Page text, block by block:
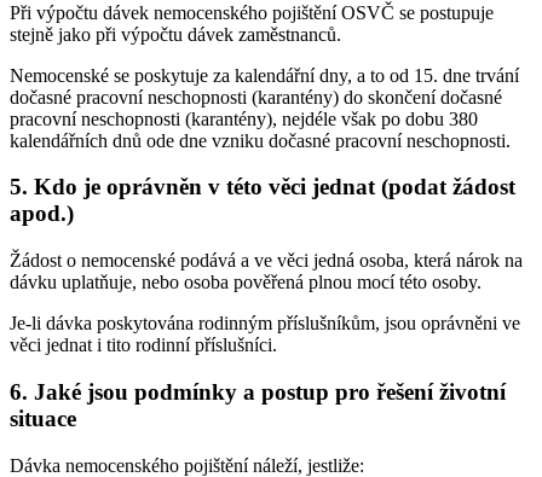
Při výpočtu dávek nemocenského pojištění OSVČ se postupuje
stejně jako při výpočtu dávek zaměstnanců.
Nemocenské se poskytuje za kalendářní dny, a to od 15. dne trvání
dočasné pracovní neschopnosti (karantény) do skončení dočasné
pracovní neschopnosti (karantény), nejdéle však po dobu 380
kalendářních dnů ode dne vzniku dočasné pracovní neschopnosti.
5. Kdo je oprávněn v této věci jednat (podat žádost
apod.)
Žádost o nemocenské podává a ve věci jedná osoba, která nárok na
dávku uplatňuje, nebo osoba pověřená plnou mocí této osoby.
Je-li dávka poskytována rodinným příslušníkům, jsou oprávněni ve
věci jednat i tito rodinní příslušníci.
6. Jaké jsou podmínky a postup pro řešení životní
situace
Dávka nemocenského pojištění náleží, jestliže: